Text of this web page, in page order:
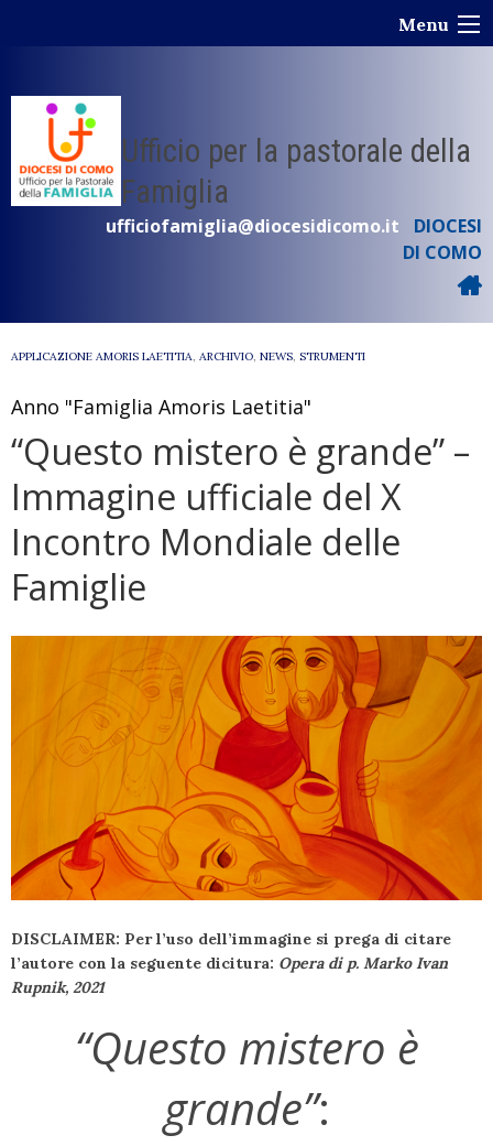
Menu
Ufficio per la pastorale della
Famiglia
ufficiofamiglia@diocesidicomo.it
DIOCESI
DI COMO
APPLICAZIONE AMORIS LAETITIA, ARCHIVIO, NEWS, STRUMENTI
Anno "Famiglia Amoris Laetitia"
“Questo mistero è grande” –
Immagine ufficiale del X
Incontro Mondiale delle
Famiglie
DISCLAIMER: Per l’uso dell’immagine si prega di citare
l’autore con la seguente dicitura: Opera di p. Marko Ivan
Rupnik, 2021
“Questo mistero è
grande”: